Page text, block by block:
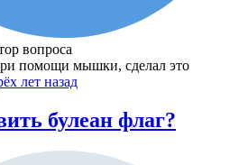
вопроса
помощи мышки, сделал это
лет назад
булеан флаг?